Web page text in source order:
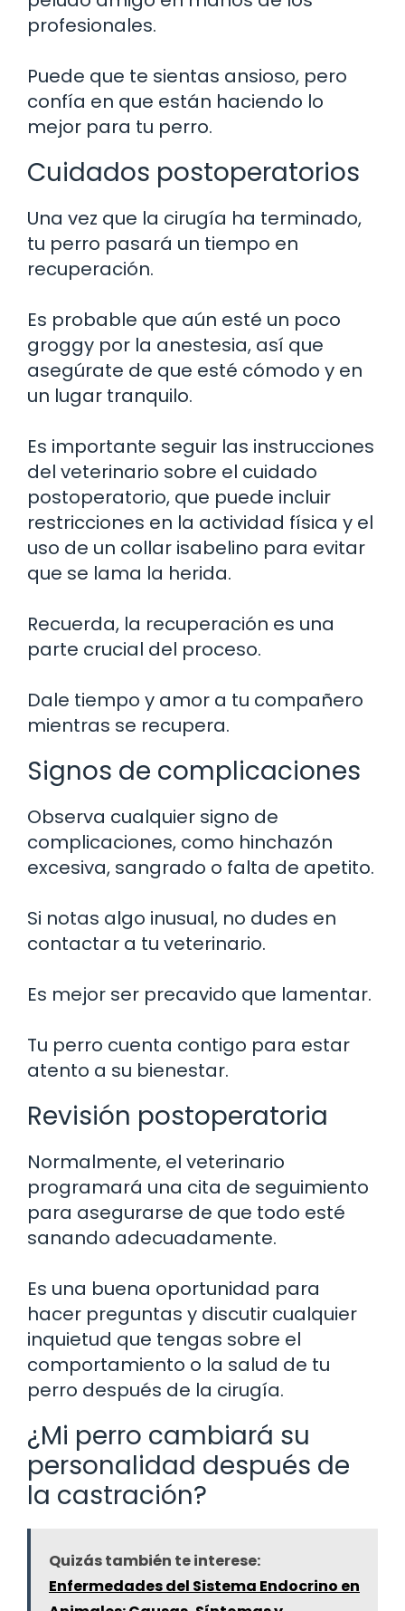
profesionales.
Puede que te sientas ansioso, pero
confía en que están haciendo lo
mejor para tu perro.
Cuidados postoperatorios
Una vez que la cirugía ha terminado,
tu perro pasará un tiempo en
recuperación.
Es probable que aún esté un poco
groggy por la anestesia, así que
asegúrate de que esté cómodo y en
un lugar tranquilo.
Es importante seguir las instrucciones
del veterinario sobre el cuidado
postoperatorio, que puede incluir
restricciones en la actividad física y el
uso de un collar isabelino para evitar
que se lama la herida.
Recuerda, la recuperación es una
parte crucial del proceso.
Dale tiempo y amor a tu compañero
mientras se recupera.
Signos de complicaciones
Observa cualquier signo de
complicaciones, como hinchazón
excesiva, sangrado o falta de apetito.
Si notas algo inusual, no dudes en
contactar a tu veterinario.
Es mejor ser precavido que lamentar.
Tu perro cuenta contigo para estar
atento a su bienestar.
Revisión postoperatoria
Normalmente, el veterinario
programará una cita de seguimiento
para asegurarse de que todo esté
sanando adecuadamente.
Es una buena oportunidad para
hacer preguntas y discutir cualquier
inquietud que tengas sobre el
comportamiento o la salud de tu
perro después de la cirugía.
¿Mi perro cambiará su
personalidad después de
la castración?
Quizás también te interese:
Enfermedades del Sistema Endocrino en